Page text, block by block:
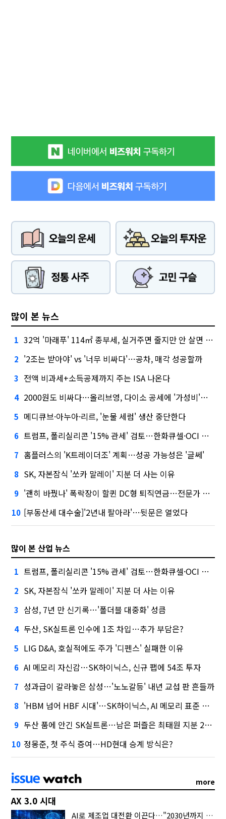
많이 본 뉴스
1 32억 '마래푸' 114㎡ 종부세, 실거주면 줄지만 안 살면 2.5배
2 '2조는 받아야' vs '너무 비싸다'…공차, 매각 성공할까
3 전액 비과세+소득공제까지 주는 ISA 나온다
4 2000원도 비싸다…올리브영, 다이소 공세에 '가성비'로 맞불
5 메디큐브·아누아·리르, '눈물 세럼' 생산 중단한다
6 트럼프, 폴리실리콘 '15% 관세' 검토…한화큐셀·OCI 영향은?
7 홈플러스의 'K트레이더조' 계획…성공 가능성은 '글쎄'
8 SK, 자본잠식 '쏘카 말레이' 지분 더 사는 이유
9 '괜히 바꿨나' 폭락장이 할퀸 DC형 퇴직연금…전문가 조언은
10 [부동산세 대수술]'2년내 팔아라'…뒷문은 열었다
많이 본 산업 뉴스
1 트럼프, 폴리실리콘 '15% 관세' 검토…한화큐셀·OCI 영향은?
2 SK, 자본잠식 '쏘카 말레이' 지분 더 사는 이유
3 삼성, 7년 만 신기록…'폴더블 대중화' 성큼
4 두산, SK실트론 인수에 1조 차입…추가 부담은?
5 LIG D&A, 호실적에도 주가 '디펜스' 실패한 이유
6 AI 메모리 자신감…SK하이닉스, 신규 팹에 54조 투자
7 성과급이 갈라놓은 삼성…'노노갈등' 내년 교섭 판 흔들까
8 'HBM 넘어 HBF 시대'…SK하이닉스, AI 메모리 표준 선점 나섰다
9 두산 품에 안긴 SK실트론…남은 퍼즐은 최태원 지분 29.4%
10 정몽준, 첫 주식 증여…HD현대 승계 방식은?
more
AX 3.0 시대
AI로 제조업 대전환 이끈다…"2030년까지 민관합동 20조 투자"